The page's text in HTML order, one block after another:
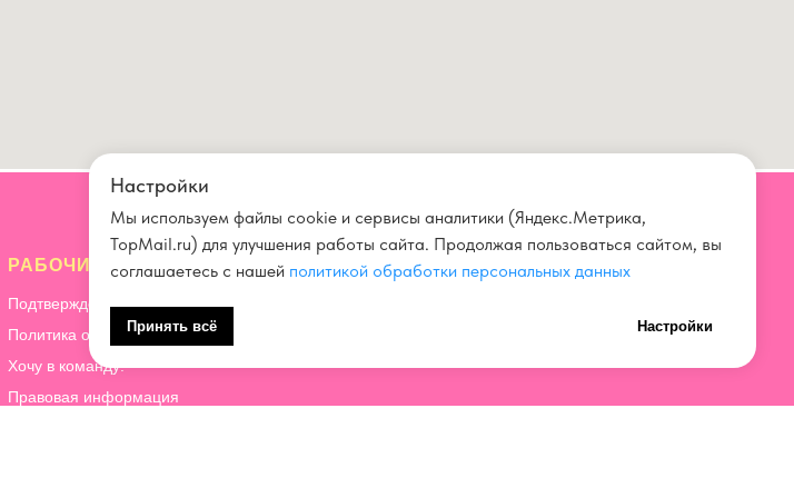
РАБОЧИЕ ВОПРОСЫ
Подтверждение и отмена заказа
Политика обработки персональных данных
Хочу в команду!
Правовая информация
СВЯЗАТЬСЯ С НАМИ
Настройки
Мы используем файлы cookie и сервисы аналитики (Яндекс.Метрика,
TopMail.ru) для улучшения работы сайта. Продолжая пользоваться сайтом, вы
соглашаетесь с нашей политикой обработки персональных данных
Принять всё Настройки